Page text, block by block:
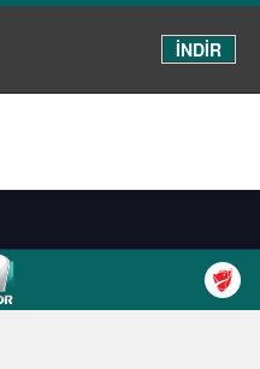
İNDİR